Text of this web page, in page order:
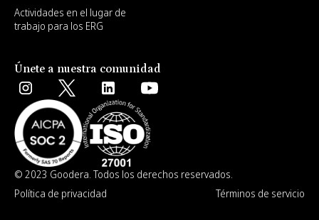
Actividades en el lugar de
trabajo para los ERG
Únete a nuestra comunidad
© 2023 Goodera. Todos los derechos reservados.
Política de privacidad
Términos de servicio